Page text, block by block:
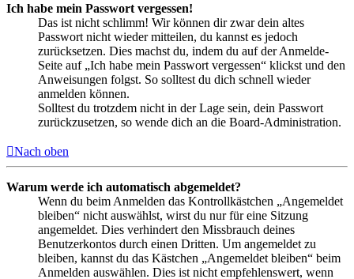
Ich habe mein Passwort vergessen!
Das ist nicht schlimm! Wir können dir zwar dein altes
Passwort nicht wieder mitteilen, du kannst es jedoch
zurücksetzen. Dies machst du, indem du auf der Anmelde-
Seite auf „Ich habe mein Passwort vergessen“ klickst und den
Anweisungen folgst. So solltest du dich schnell wieder
anmelden können.
Solltest du trotzdem nicht in der Lage sein, dein Passwort
zurückzusetzen, so wende dich an die Board-Administration.
Nach oben
Warum werde ich automatisch abgemeldet?
Wenn du beim Anmelden das Kontrollkästchen „Angemeldet
bleiben“ nicht auswählst, wirst du nur für eine Sitzung
angemeldet. Dies verhindert den Missbrauch deines
Benutzerkontos durch einen Dritten. Um angemeldet zu
bleiben, kannst du das Kästchen „Angemeldet bleiben“ beim
Anmelden auswählen. Dies ist nicht empfehlenswert, wenn